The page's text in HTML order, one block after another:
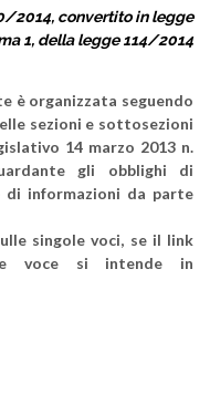
2014, convertito in legge
1, della legge 114/2014
è organizzata seguendo
sezioni e sottosezioni
14 marzo 2013 n.
gli obblighi di
di informazioni da parte
singole voci, se il link
voce si intende in